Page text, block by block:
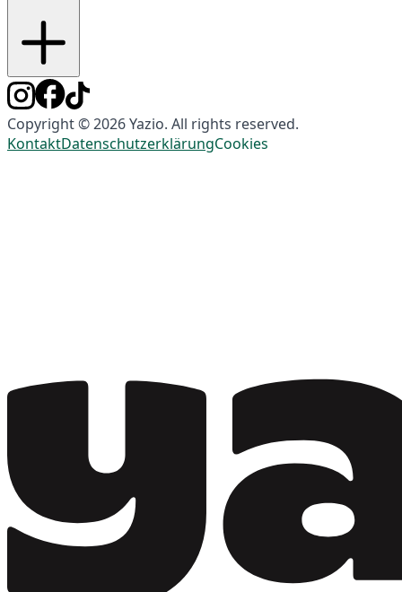
Copyright © 2026 Yazio. All rights reserved.
KontaktDatenschutzerklärungCookies